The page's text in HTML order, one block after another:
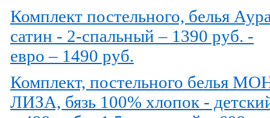
Комплект постельного, белья
сатин - 2-спальный – 1390 руб. -
евро – 1490 руб.
Комплект, постельного белья
ЛИЗА, бязь 100% хлопок -